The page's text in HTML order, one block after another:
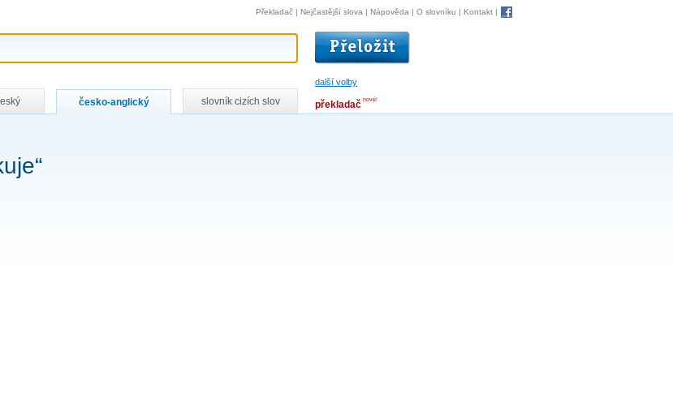
další volby
Překladač | Nejčastější slova | Nápověda | O slovníku | Kontakt |
česko-anglický slovník cizích slov překladač nové!